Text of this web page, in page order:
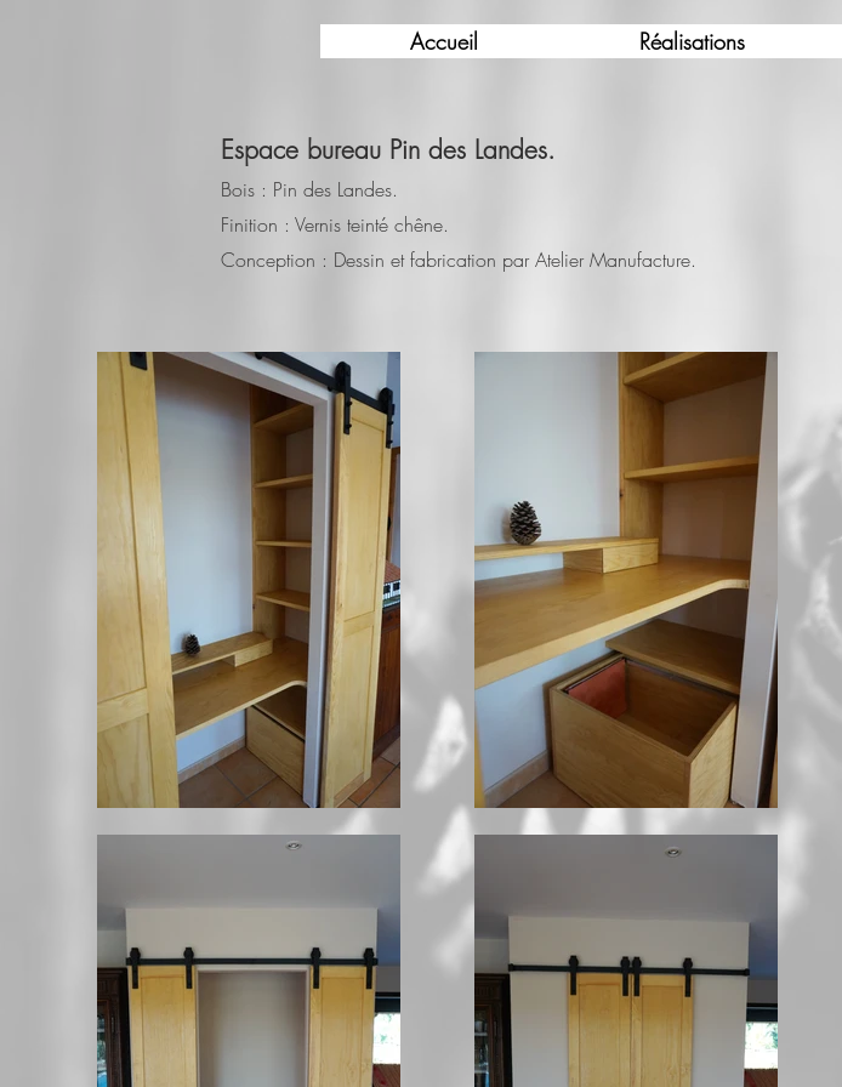
Accueil Réalisations
Espace bureau Pin des Landes.
Bois : Pin des Landes.
Finition : Vernis teinté chêne.
Conception : Dessin et fabrication par Atelier Manufacture.